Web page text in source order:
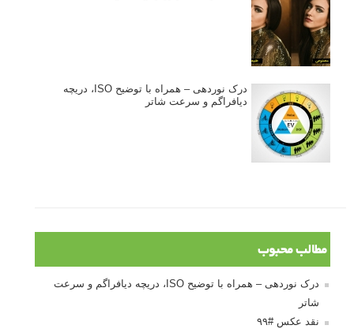
درک نوردهی – همراه با توضیح ISO، دریچه
دیافراگم و سرعت شاتر
مطالب محبوب
درک نوردهی – همراه با توضیح ISO، دریچه دیافراگم و سرعت
شاتر
نقد عکس #۹۹